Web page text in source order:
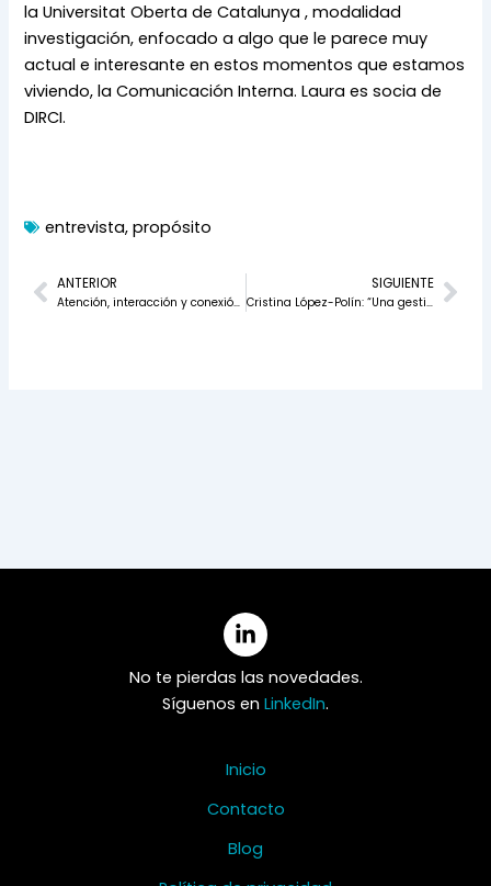
la Universitat Oberta de Catalunya , modalidad
investigación, enfocado a algo que le parece muy
actual e interesante en estos momentos que estamos
viviendo, la Comunicación Interna. Laura es socia de
DIRCI.
entrevista,propósito
Prev
ANTERIOR
Atención, interacción y conexión: las claves de la comunicación online
SIGUIENTE
Cristina López-Polín: “Una gestión efectiva de la comunicación interna fomenta un ambiente de colaboración, confianza y transparencia”
No te pierdas las novedades.
Síguenos en LinkedIn.
Inicio
Contacto
Blog